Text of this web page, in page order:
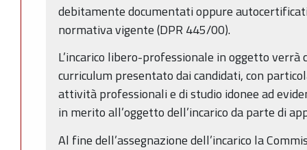
debitamente documentati oppure
normativa vigente (DPR 445/00).
L’incarico libero-professionale in oggetto
curriculum presentato dai candidati, con
attività professionali e di studio idonee ad
in merito all’oggetto dell’incarico da parte di
Al fine dell’assegnazione dell’incarico la